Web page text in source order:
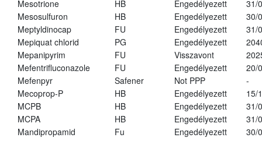
Mesotrione
HB Engedélyezett
31/
Mesosulfuron
HB Engedélyezett
30/
Meptyldinocap
FU Engedélyezett
31/
Mepiquat chlorid
PG Engedélyezett
Mepanipyrim
FU Visszavont
Mefentrifluconazole
FU Engedélyezett
20/
Mefenpyr
Safener Not PPP
-
Mecoprop-P
HB Engedélyezett
15/
MCPB
HB Engedélyezett
31/
MCPA
HB Engedélyezett
31/
Mandipropamid
Fu Engedélyezett
30/